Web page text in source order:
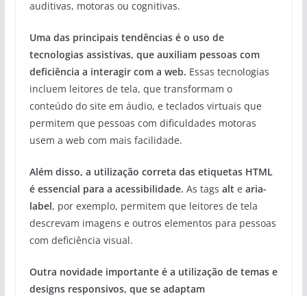
auditivas, motoras ou cognitivas.
Uma das principais tendências é o uso de
tecnologias assistivas, que auxiliam pessoas com
deficiência a interagir com a web. Essas tecnologias
incluem leitores de tela, que transformam o
conteúdo do site em áudio, e teclados virtuais que
permitem que pessoas com dificuldades motoras
usem a web com mais facilidade.
Além disso, a utilização correta das etiquetas HTML
é essencial para a acessibilidade. As tags alt e aria-
label, por exemplo, permitem que leitores de tela
descrevam imagens e outros elementos para pessoas
com deficiência visual.
Outra novidade importante é a utilização de temas e
designs responsivos, que se adaptam